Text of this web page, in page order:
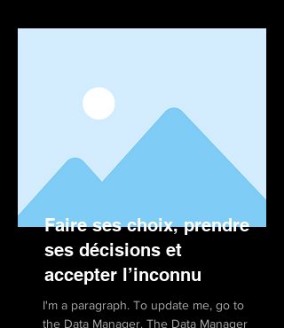
Faire ses choix, prendre
ses décisions et
accepter l’inconnu
I'm a paragraph. To update me, go to
the Data Manager. The Data Manager